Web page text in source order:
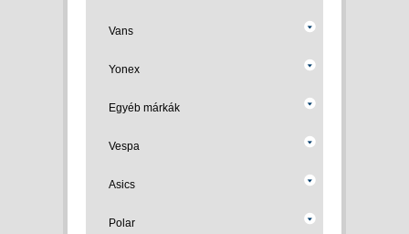
Vans
Yonex
Egyéb márkák
Vespa
Asics
Polar